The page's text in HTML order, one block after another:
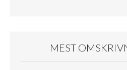
MEST